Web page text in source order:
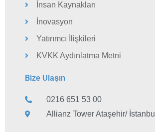
İnsan Kaynakları
İnovasyon
Yatırımcı İlişkileri
KVKK Aydınlatma Metni
Bize Ulaşın
0216 651 53 00
Allianz Tower Ataşehir/ İstanbul